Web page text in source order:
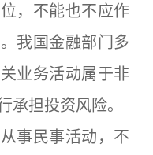
，不能也不应作
我国金融部门多
业务活动属于非
承担投资风险。
事民事活动，不